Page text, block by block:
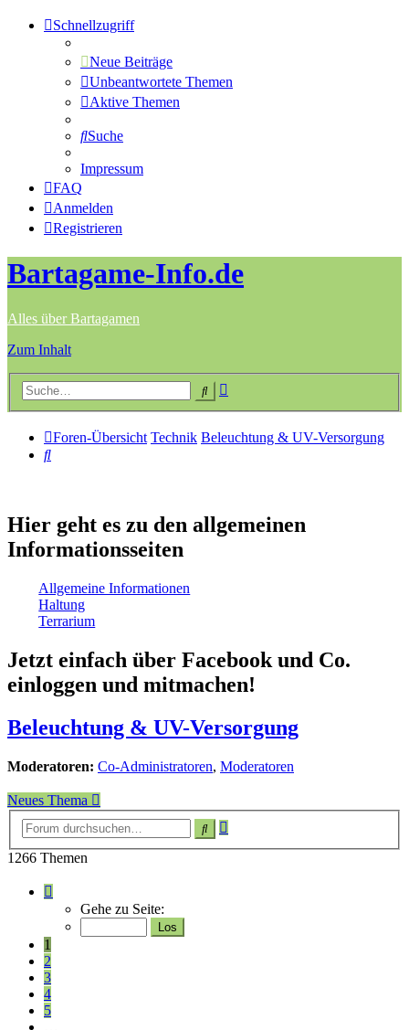
Schnellzugriff
Neue Beiträge
Unbeantwortete Themen
Aktive Themen
Suche
Impressum
FAQ
Anmelden
Registrieren
Bartagame-Info.de
Alles über Bartagamen
Zum Inhalt
Suche
Foren-Übersicht Technik Beleuchtung & UV-Versorgung
Suche
Hier geht es zu den allgemeinen
Informationsseiten
Allgemeine Informationen
Haltung
Terrarium
Jetzt einfach über Facebook und Co.
einloggen und mitmachen!
Beleuchtung & UV-Versorgung
Moderatoren: Co-Administratoren, Moderatoren
Neues Thema
SucheErweiterte
Suche
1266 Themen
Seite
1
von
Gehe zu Seite:
1
2
3
4
5
…